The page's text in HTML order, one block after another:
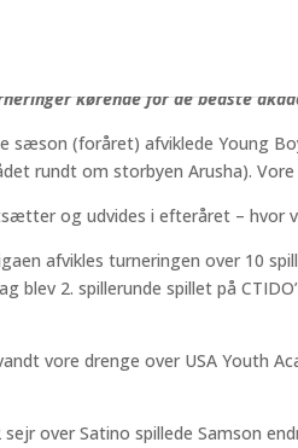
kørende for de bedste
sæson (foråret) afviklede Young
rundt om storbyen Arusha).
og udvides i efteråret – hvor
afvikles turneringen over 10
blev 2. spillerunde spillet på
vore drenge over USA Youth
sejr over Satino spillede Samson